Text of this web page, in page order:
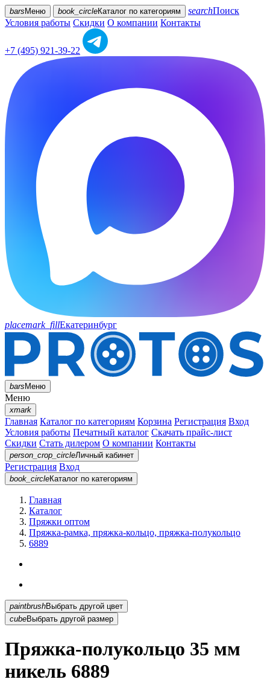
bars Меню book_circleКаталог по категориям searchПоиск
Условия работы Скидки О компании Контакты
+7 (495) 921-39-22
placemark_fillЕкатеринбург
barsМеню
Меню
xmark
Главная Каталог по категориям Корзина Регистрация Вход
Условия работы Печатный каталог Скачать прайс-лист
Скидки Стать дилером О компании Контакты
person_crop_circleЛичный кабинет
Регистрация Вход
book_circleКаталог по категориям
Главная
Каталог
Пряжки оптом
Пряжка-рамка, пряжка-кольцо, пряжка-полукольцо
6889
paintbrush
Выбрать другой цвет
cubeВыбрать другой размер
Пряжка-полукольцо 35 мм
никель 6889